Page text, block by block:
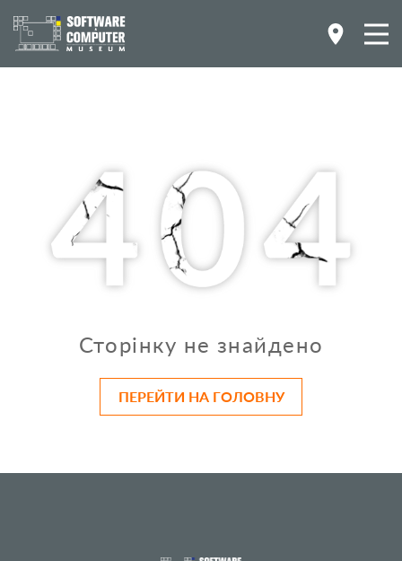
Сторінку не знайдено
ПЕРЕЙТИ НА ГОЛОВНУ